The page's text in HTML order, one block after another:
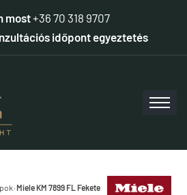
most+36 70 318 9707
időpont egyeztetés
›Miele KM 7899 FL Fekete